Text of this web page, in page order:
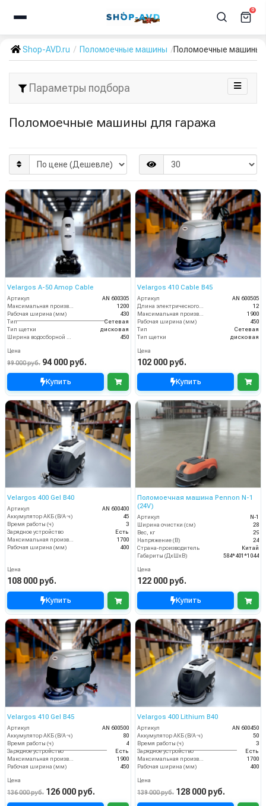
0
Shop-AVD.ru Поломоечные машины Поломоечные машины
Параметры подбора
Поломоечные машины для гаража
Velargos A-50 Amop Cable
Артикул
AN 600305
1200
Рабочая ширина (мм)
430
Тип
Сетевая
Тип щетки
дисковая
450
Цена
99 000 руб. 94 000 руб.
Купить
Velargos 410 Cable B45
Артикул
AN 600505
12
1900
Рабочая ширина (мм)
450
Тип
Сетевая
Тип щетки
дисковая
Цена
102 000 руб.
Купить
Velargos 400 Gel B40
Артикул
AN 600400
Аккумулятор АКБ (В/А·ч)
45
Время работы (ч)
3
Зарядное устройство
Есть
Максимальная производительность (кв.м/час)
1700
Рабочая ширина (мм)
400
Цена
108 000 руб.
Купить
Поломоечная машина Pennon N-1
(24V)
Артикул
N-1
Ширина очистки (см)
28
Вес, кг
29
Напряжение (В)
24
Страна-производитель
Китай
Габариты (ДхШхВ)
584*401*1044
Цена
122 000 руб.
Купить
Velargos 410 Gel B45
Артикул
AN 600500
Аккумулятор АКБ (В/А·ч)
80
Время работы (ч)
4
Зарядное устройство
Есть
Максимальная производительность (кв.м/час)
1900
Рабочая ширина (мм)
450
Цена
136 000 руб. 126 000 руб.
Velargos 400 Lithium B40
Артикул
AN 600450
Аккумулятор АКБ (В/А·ч)
50
Время работы (ч)
3
Зарядное устройство
Есть
Максимальная производительность (кв.м/час)
1700
Рабочая ширина (мм)
400
Цена
139 000 руб. 128 000 руб.